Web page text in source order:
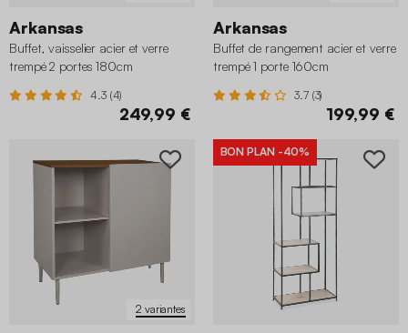
Arkansas
Buffet, vaisselier acier et verre
trempé 2 portes 180cm
4.3 (4)
249,99 €
Arkansas
Buffet de rangement acier et verre
trempé 1 porte 160cm
3.7 (3)
199,99 €
2 variantes
BON PLAN -40%